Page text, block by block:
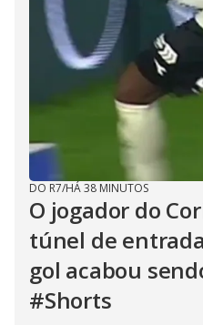
DO R7/HÁ 38 MINUTOS
O jogador do
túnel de
gol acabou
#Shorts